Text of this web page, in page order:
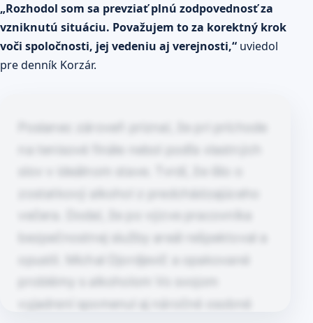
„Rozhodol som sa prevziať plnú zodpovednosť za
vzniknutú situáciu. Považujem to za korektný krok
voči spoločnosti, jej vedeniu aj verejnosti,“ uviedol
pre denník Korzár.